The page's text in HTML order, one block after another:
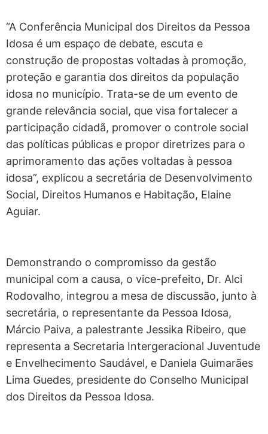
“A Conferência Municipal dos Direitos da Pessoa
Idosa é um espaço de debate, escuta e
construção de propostas voltadas à promoção,
proteção e garantia dos direitos da população
idosa no município. Trata-se de um evento de
grande relevância social, que visa fortalecer a
participação cidadã, promover o controle social
das políticas públicas e propor diretrizes para o
aprimoramento das ações voltadas à pessoa
idosa”, explicou a secretária de Desenvolvimento
Social, Direitos Humanos e Habitação, Elaine
Aguiar.
Demonstrando o compromisso da gestão
municipal com a causa, o vice-prefeito, Dr. Alci
Rodovalho, integrou a mesa de discussão, junto à
secretária, o representante da Pessoa Idosa,
Márcio Paiva, a palestrante Jessika Ribeiro, que
representa a Secretaria Intergeracional Juventude
e Envelhecimento Saudável, e Daniela Guimarães
Lima Guedes, presidente do Conselho Municipal
dos Direitos da Pessoa Idosa.